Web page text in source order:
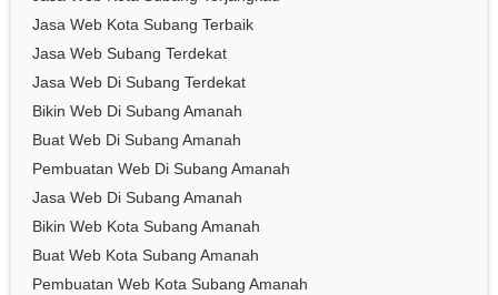
Jasa Web Kota Subang Terbaik
Jasa Web Subang Terdekat
Jasa Web Di Subang Terdekat
Bikin Web Di Subang Amanah
Buat Web Di Subang Amanah
Pembuatan Web Di Subang Amanah
Jasa Web Di Subang Amanah
Bikin Web Kota Subang Amanah
Buat Web Kota Subang Amanah
Pembuatan Web Kota Subang Amanah